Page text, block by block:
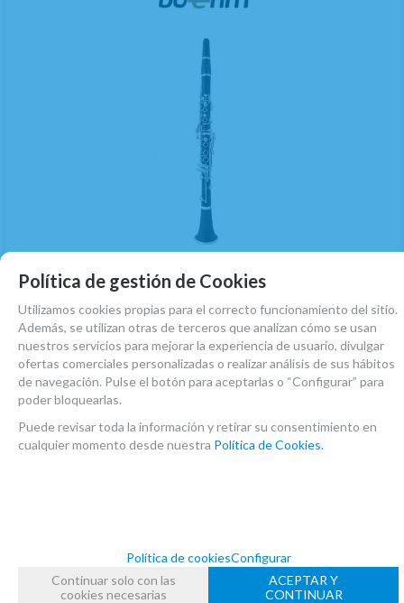
Clarinete Sib Boehm Beginner Abs 17 LLaves
Plateadas
EN STOCK. CÓMPRALO Y LO RECIBIRÁS AL DIA SIGUIENTE LABORABLE ANTES
DE LAS 14:00 HORAS PENINSULA
312€
- +
unidad
AÑADIR A CESTA
Política de gestión de Cookies
Utilizamos cookies propias para el correcto funcionamiento del sitio.
Además, se utilizan otras de terceros que analizan cómo se usan
nuestros servicios para mejorar la experiencia de usuario, divulgar
ofertas comerciales personalizadas o realizar análisis de sus hábitos
de navegación. Pulse el botón para aceptarlas o “Configurar” para
poder bloquearlas.
Puede revisar toda la información y retirar su consentimiento en
cualquier momento desde nuestra Política de Cookies.
Política de cookiesConfigurar
Continuar solo con las
cookies necesarias
ACEPTAR Y
CONTINUAR